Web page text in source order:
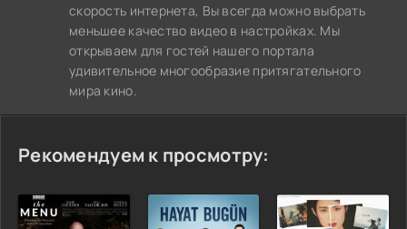
скорость интернета, Вы всегда можно выбрать
меньшее качество видео в настройках. Мы
открываем для гостей нашего портала
удивительное многообразие притягательного
мира кино.
Рекомендуем к просмотру: